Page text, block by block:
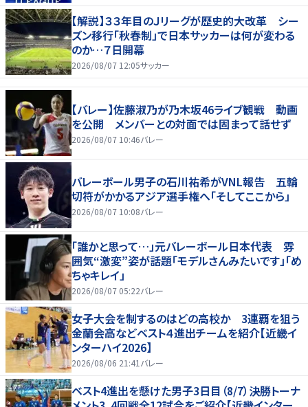
【解説】３３年目のＪリーグが歴史的大改革 シー
ズン移行「秋春制」で日本サッカーは何が変わる
のか…７日開幕
2026/08/07 12:05サッカー
【バレー】佐藤淑乃が乃木坂46ライブ観戦 動画
を公開 メンバーとの対面では固まって話せず
2026/08/07 10:46バレー
バレーボール男子の石川祐希がVNL報告 五輪
切符がかかるアジア選手権へ「そしてここから」
2026/08/07 10:08バレー
「誰かと思って…」元バレーボール日本代表 雰
囲気“激変”姿が話題「モデルさんみたいです」「め
ちゃキレイ」
2026/08/07 05:22バレー
女子大会を制するのはどの高校か 3連覇を狙う
金蘭会高などベスト４進出チームを紹介【近畿イ
ンターハイ2026】
2026/08/06 21:41 バレー
ベスト4進出を懸けた男子3日目（8/7）決勝トーナ